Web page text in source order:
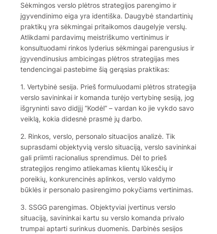
Sėkmingos verslo plėtros strategijos parengimo ir
įgyvendinimo eiga yra identiška. Daugybė standartinių
praktikų yra sėkmingai pritaikomos daugelyje verslų.
Atlikdami pardavimų meistriškumo vertinimus ir
konsultuodami rinkos lyderius sėkmingai parengusius ir
įgyvendinusius ambicingas plėtros strategijas mes
tendencingai pastebime šią gerąsias praktikas:
1. Vertybinė sesija. Prieš formuluodami plėtros strategija
verslo savininkai ir komanda turėjo vertybinę sesiją, jog
išgryninti savo didįjį “Kodėl” – vardan ko jie vykdo savo
veiklą, kokia didesnė prasmė jų darbo.
2. Rinkos, verslo, personalo situacijos analizė. Tik
suprasdami objektyvią verslo situaciją, verslo savininkai
gali priimti racionalius sprendimus. Dėl to prieš
strategijos rengimo atliekamas klientų lūkesčių ir
poreikių, konkurencinės aplinkos, verslo valdymo
būklės ir personalo pasirengimo pokyčiams vertinimas.
3. SSGG parengimas. Objektyviai įvertinus verslo
situaciją, savininkai kartu su verslo komanda privalo
trumpai aptarti surinkus duomenis. Darbinės sesijos